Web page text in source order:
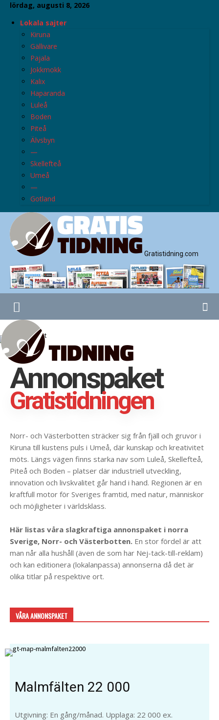
lördag, augusti 8, 2026
Lokala sajter
Kiruna
Gällivare
Pajala
Jokkmokk
Kalix
Haparanda
Luleå
Boden
Piteå
Älvsbyn
—
Skellefteå
Umeå
—
Gotland
Gratistidning.com
Annonspaket
Gratistidningen
Norr- och Västerbotten sträcker sig från fjäll och gruvor i
Kiruna till kustens puls i Umeå, där kunskap och kreativitet
möts. Längs vägen finns starka nav som Luleå, Skellefteå,
Piteå och Boden – platser där industriell utveckling,
innovation och livskvalitet går hand i hand. Regionen är en
kraftfull motor för Sveriges framtid, med natur, människor
och möjligheter i världsklass.
Här listas våra slagkraftiga annonspaket i norra
Sverige, Norr- och Västerbotten. En stor fördel är att
man når alla hushåll (även de som har Nej-tack-till-reklam)
och kan editionera (lokalanpassa) annonserna då det är
olika titlar på respektive ort.
VÅRA ANNONSPAKET
Malmfälten 22 000
Utgivning: En gång/månad. Upplaga: 22 000 ex.